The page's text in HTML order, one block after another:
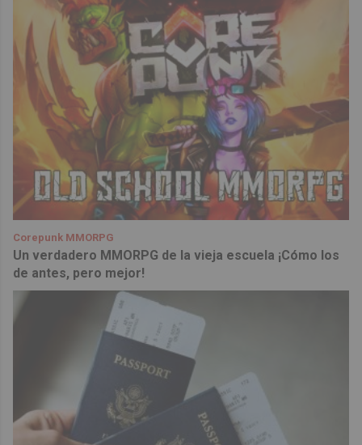
Corepunk MMORPG
Un verdadero MMORPG de la vieja escuela ¡Cómo los
de antes, pero mejor!